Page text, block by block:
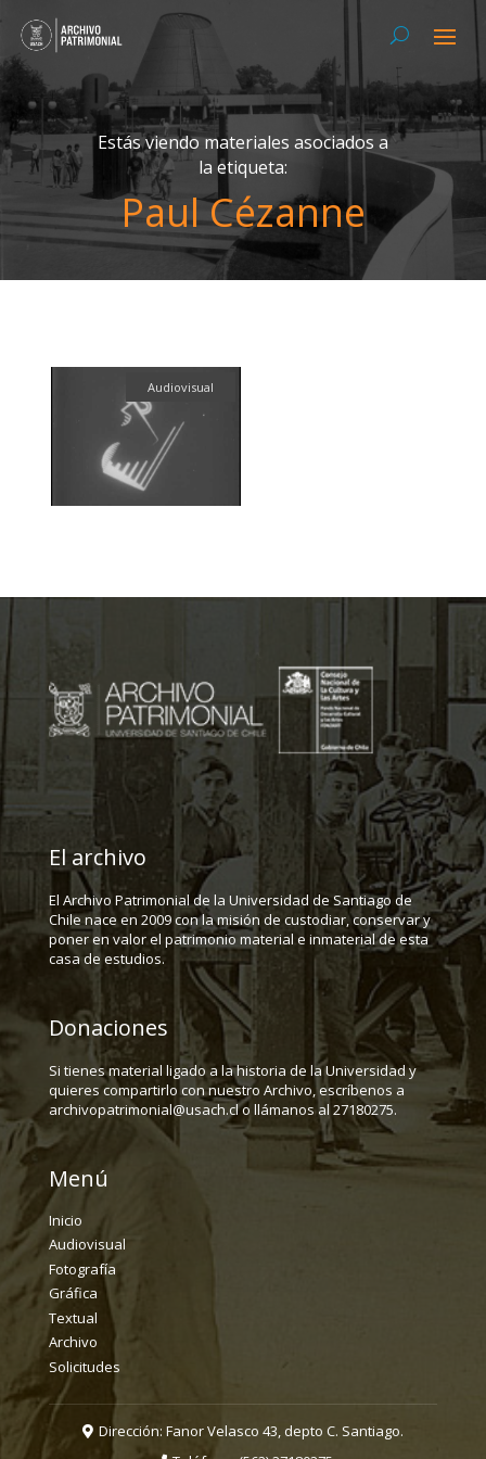
Estás viendo materiales asociados a
la etiqueta:
Paul Cézanne
Audiovisual
El archivo
El Archivo Patrimonial de la Universidad de Santiago de
Chile nace en 2009 con la misión de custodiar, conservar y
poner en valor el patrimonio material e inmaterial de esta
casa de estudios.
Donaciones
Si tienes material ligado a la historia de la Universidad y
quieres compartirlo con nuestro Archivo, escríbenos a
archivopatrimonial@usach.cl o llámanos al 27180275.
Menú
Inicio
Audiovisual
Fotografía
Gráfica
Textual
Archivo
Solicitudes
Dirección: Fanor Velasco 43, depto C. Santiago.